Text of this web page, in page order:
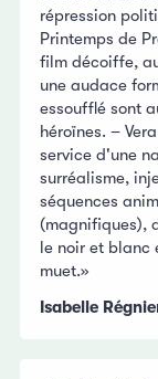
répression
Printemps de
film décoiffe,
une audace
essoufflé sont
héroïnes. –
service d'une
surréalisme,
séquences
(magnifiques),
le noir et blanc
muet.»
Isabelle